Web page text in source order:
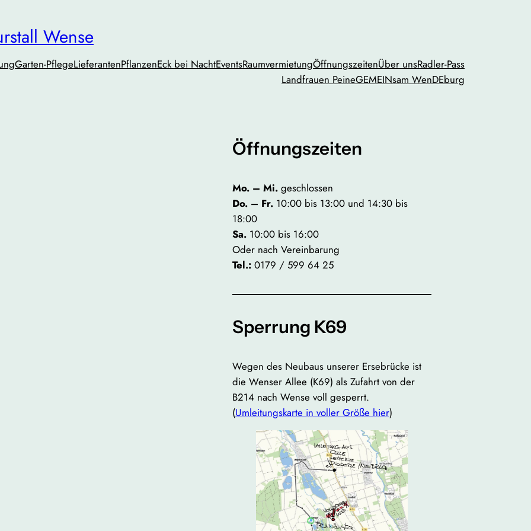
Wense
Garten-PflegeLieferantenPflanzenEck bei NachtEventsRaumvermietungÖffnungszeitenÜber unsRadler-Pass
Landfrauen PeineGEMEINsam WenDEburg
Öffnungszeiten
Mo. – Mi. geschlossen
Do. – Fr. 10:00 bis 13:00 und 14:30 bis
18:00
Sa. 10:00 bis 16:00
Oder nach Vereinbarung
Tel.: 0179 / 599 64 25
Sperrung K69
Wegen des Neubaus unserer Ersebrücke ist
die Wenser Allee (K69) als Zufahrt von der
B214 nach Wense voll gesperrt.
(Umleitungskarte in voller Größe hier)